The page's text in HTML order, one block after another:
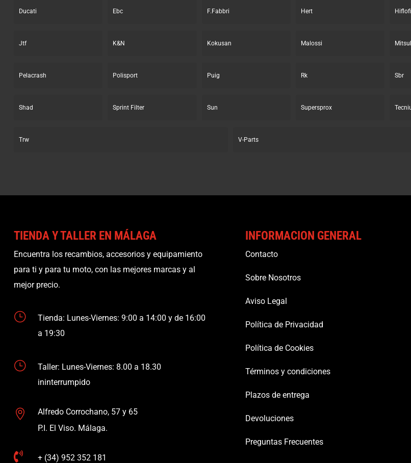
Ducati Ebc F.Fabbri Hert
Jtf K&N Kokusan Malossi
Pelacrash Polisport Puig Rk Sbr
Shad Sprint Filter Sun Supersprox
Trw V-Parts
TIENDA Y TALLER EN MÁLAGA
Encuentra los recambios, accesorios y equipamiento
para ti y para tu moto, con las mejores marcas y al
mejor precio.
}
Tienda: Lunes-Viernes: 9:00 a 14:00 y de 16:00
a 19:30
}
Taller: Lunes-Viernes: 8.00 a 18.30
ininterrumpido

Alfredo Corrochano, 57 y 65
P.I. El Viso. Málaga.
 + (34) 952 352 181
INFORMACION GENERAL
Contacto
Sobre Nosotros
Aviso Legal
Política de Privacidad
Política de Cookies
Términos y condiciones
Plazos de entrega
Devoluciones
Preguntas Frecuentes